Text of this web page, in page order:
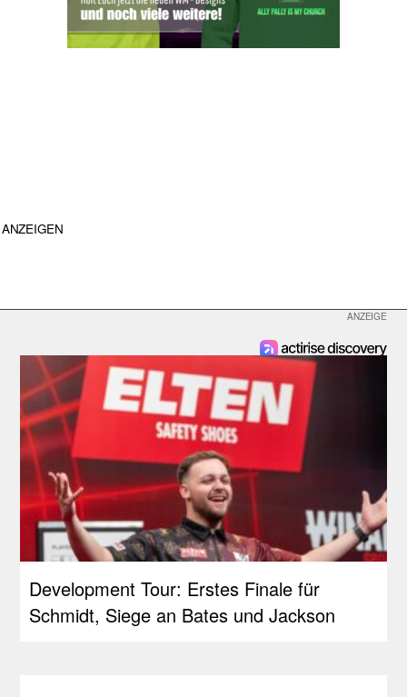
ANZEIGEN
Development Tour: Erstes Finale für
Schmidt, Siege an Bates und Jackson